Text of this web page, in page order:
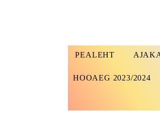
PEALEHT
HOOAEG 2023/2024